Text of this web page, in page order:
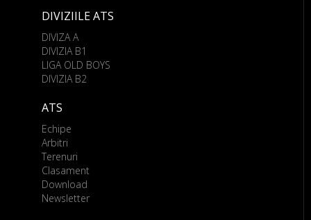
DIVIZIILE ATS
DIVIZA A
DIVIZIA B1
LIGA OLD BOYS
DIVIZIA B2
ATS
Echipe
Arbitri
Terenuri
Clasament
Download
Newsletter